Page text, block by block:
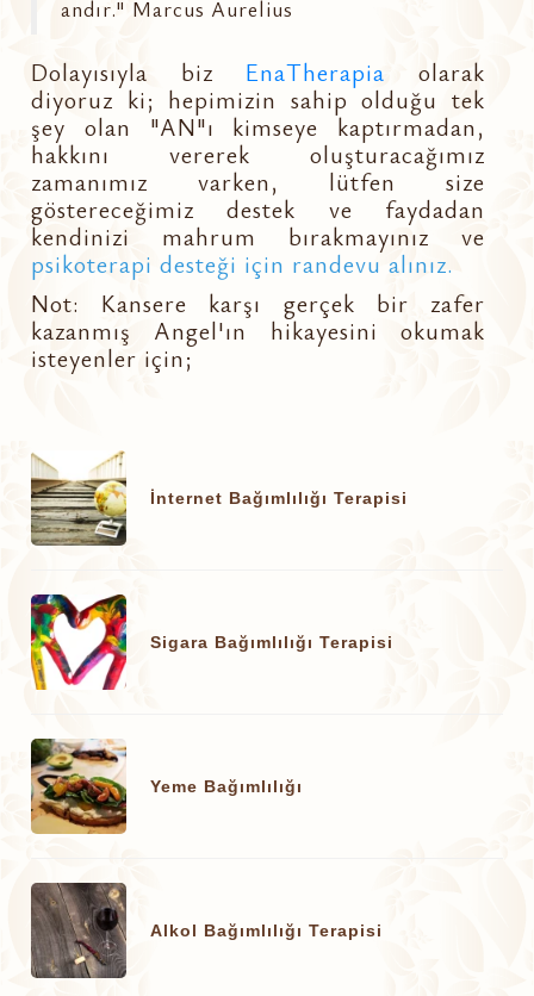
andır." Marcus Aurelius
Dolayısıyla biz EnaTherapia olarak
diyoruz ki; hepimizin sahip olduğu tek
şey olan "AN"ı kimseye kaptırmadan,
hakkını vererek oluşturacağımız
zamanımız varken, lütfen size
göstereceğimiz destek ve faydadan
kendinizi mahrum bırakmayınız ve
psikoterapi desteği için randevu alınız.
Not: Kansere karşı gerçek bir zafer
kazanmış Angel'ın hikayesini okumak
isteyenler için;
İnternet Bağımlılığı Terapisi
Sigara Bağımlılığı Terapisi
Yeme Bağımlılığı
Alkol Bağımlılığı Terapisi